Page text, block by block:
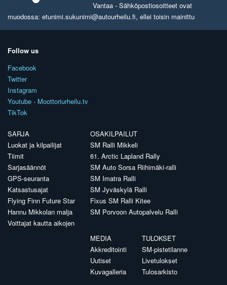
Vantaa - Sähköpostiosoitteet ovat
muodossa: etunimi.sukunimi@autourheilu.fi, ellei toisin mainittu
Follow us
Facebook
Twitter
Instagram
Youtube - Moottoriurheilu.tv
TikTok
SARJA
Luokat ja kilpailijat
Tiimit
Sarjasäännöt
GPS-seuranta
Katsastusajat
Flying Finn Future Star
Hannu Mikkolan malja
Voittajat kautta aikojen
OSAKILPAILUT
SM Ralli Mikkeli
61. Arctic Lapland Rally
SM Auto Sorsa Riihimäki-ralli
SM Imatra Ralli
SM Jyväskylä Ralli
Fixus SM Ralli Kitee
SM Porvoon Autopalvelu Ralli
MEDIA
Akkreditointi
Uutiset
Kuvagalleria
TULOKSET
SM-pistetilanne
Livetulokset
Tulosarkisto